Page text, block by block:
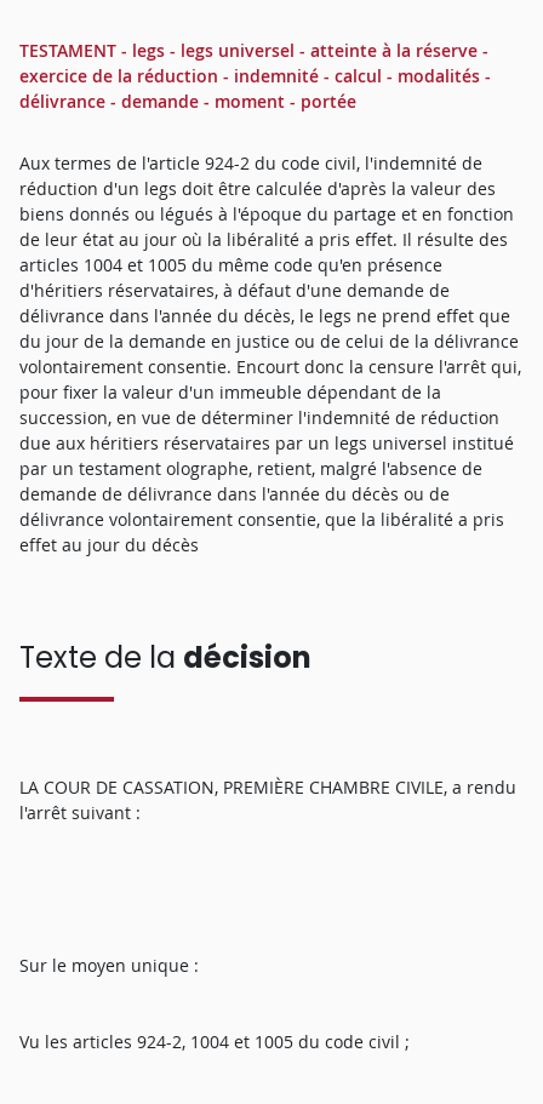
TESTAMENT - legs - legs universel - atteinte à la réserve -
exercice de la réduction - indemnité - calcul - modalités -
délivrance - demande - moment - portée
Aux termes de l'article 924-2 du code civil, l'indemnité de
réduction d'un legs doit être calculée d'après la valeur des
biens donnés ou légués à l'époque du partage et en fonction
de leur état au jour où la libéralité a pris effet. Il résulte des
articles 1004 et 1005 du même code qu'en présence
d'héritiers réservataires, à défaut d'une demande de
délivrance dans l'année du décès, le legs ne prend effet que
du jour de la demande en justice ou de celui de la délivrance
volontairement consentie. Encourt donc la censure l'arrêt qui,
pour fixer la valeur d'un immeuble dépendant de la
succession, en vue de déterminer l'indemnité de réduction
due aux héritiers réservataires par un legs universel institué
par un testament olographe, retient, malgré l'absence de
demande de délivrance dans l'année du décès ou de
délivrance volontairement consentie, que la libéralité a pris
effet au jour du décès
Texte de la décision
LA COUR DE CASSATION, PREMIÈRE CHAMBRE CIVILE, a rendu
l'arrêt suivant :
Sur le moyen unique :
Vu les articles 924-2, 1004 et 1005 du code civil ;